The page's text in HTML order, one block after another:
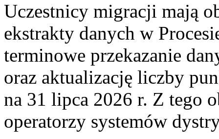
Uczestnicy migracji mają
ekstrakty danych w
terminowe przekazanie
oraz aktualizację liczby
na 31 lipca 2026 r. Z tego
operatorzy systemów